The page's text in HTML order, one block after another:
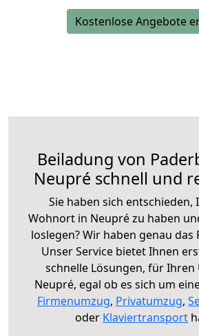
Kostenlose Angebote
Beiladung von
Neupré schnell und
Sie haben sich entschieden,
Wohnort in Neupré zu haben
loslegen? Wir haben genau das
Unser Service bietet Ihnen
schnelle Lösungen, für Ihren
Neupré, egal ob es sich um
Firmenumzug, Privatumzug,
oder Klaviertransport